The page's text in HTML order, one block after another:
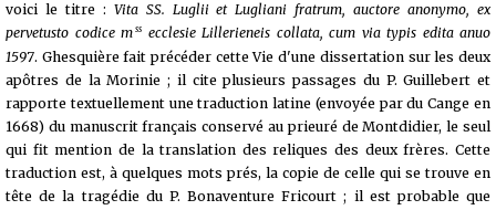
voici le titre : Vita SS. Luglii et Lugliani fratrum, auctore anonymo, ex
pervetusto codice m ss ecclesie Lillerieneis collata, cum via typis edita anuo
1597. Ghesquière fait précéder cette Vie d'une dissertation sur les deux
apôtres de la Morinie ; il cite plusieurs passages du P. Guillebert et
rapporte textuellement une traduction latine (envoyée par du Cange en
1668) du manuscrit français conservé au prieuré de Montdidier, le seul
qui fit mention de la translation des reliques des deux frères. Cette
traduction est, à quelques mots prés, la copie de celle qui se trouve en
tête de la tragédie du P. Bonaventure Fricourt ; il est probable que